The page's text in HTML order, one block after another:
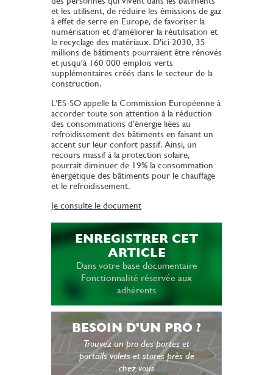
et les utilisent, de réduire les émissions de gaz
à effet de serre en Europe, de favoriser la
numérisation et d'améliorer la réutilisation et
le recyclage des matériaux. D'ici 2030, 35
millions de bâtiments pourraient être rénovés
et jusqu'à 160 000 emplois verts
supplémentaires créés dans le secteur de la
construction.
L’ES-SO appelle la Commission Européenne à
accorder toute son attention à la réduction
des consommations d’énergie liées au
refroidissement des bâtiments en faisant un
accent sur leur confort passif. Ainsi, un
recours massif à la protection solaire,
pourrait diminuer de 19% la consommation
énergétique des bâtiments pour le chauffage
et le refroidissement.
Je consulte le document
ENREGISTRER CET
ARTICLE
Dans votre base documentaire
Fonctionnalité réservée aux
adhérents
BESOIN D'UN PRO ?
Trouvez un pro des portes et
portails volets et stores près de
chez vous